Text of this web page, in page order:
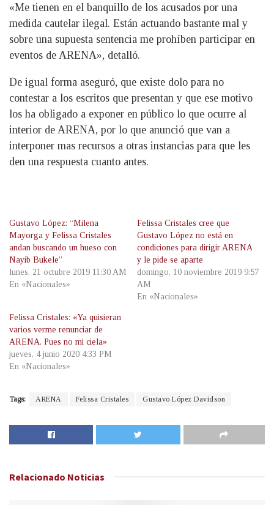
«Me tienen en el banquillo de los acusados por una
medida cautelar ilegal. Están actuando bastante mal y
sobre una supuesta sentencia me prohíben participar en
eventos de ARENA», detalló.
De igual forma aseguró, que existe dolo para no
contestar a los escritos que presentan y que ese motivo
los ha obligado a exponer en público lo que ocurre al
interior de ARENA, por lo que anunció que van a
interponer mas recursos a otras instancias para que les
den una respuesta cuanto antes.
Gustavo López: “Milena
Mayorga y Felissa Cristales
andan buscando un hueso con
Nayib Bukele”
lunes, 21 octubre 2019 11:30 AM
En «Nacionales»
Felissa Cristales cree que
Gustavo López no está en
condiciones para dirigir ARENA
y le pide se aparte
domingo, 10 noviembre 2019 9:57
AM
En «Nacionales»
Felissa Cristales: «Ya quisieran
varios verme renunciar de
ARENA. Pues no mi ciela»
jueves, 4 junio 2020 4:33 PM
En «Nacionales»
Tags: ARENA Felissa Cristales Gustavo López Davidson
Relacionado Noticias